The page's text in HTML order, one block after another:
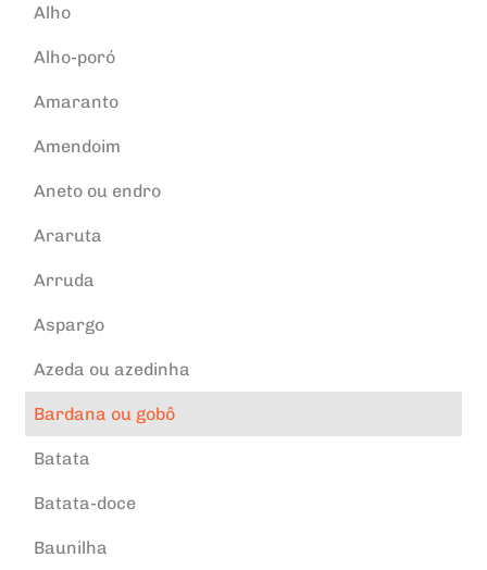
Alho
Alho-poró
Amaranto
Amendoim
Aneto ou endro
Araruta
Arruda
Aspargo
Azeda ou azedinha
Bardana ou gobô
Batata
Batata-doce
Baunilha